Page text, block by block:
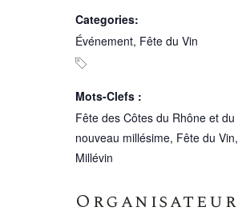
Categories:
Événement, Fête du Vin
Mots-Clefs :
Fête des Côtes du Rhône et du
nouveau millésime, Fête du Vin,
Millévin
Organisateur